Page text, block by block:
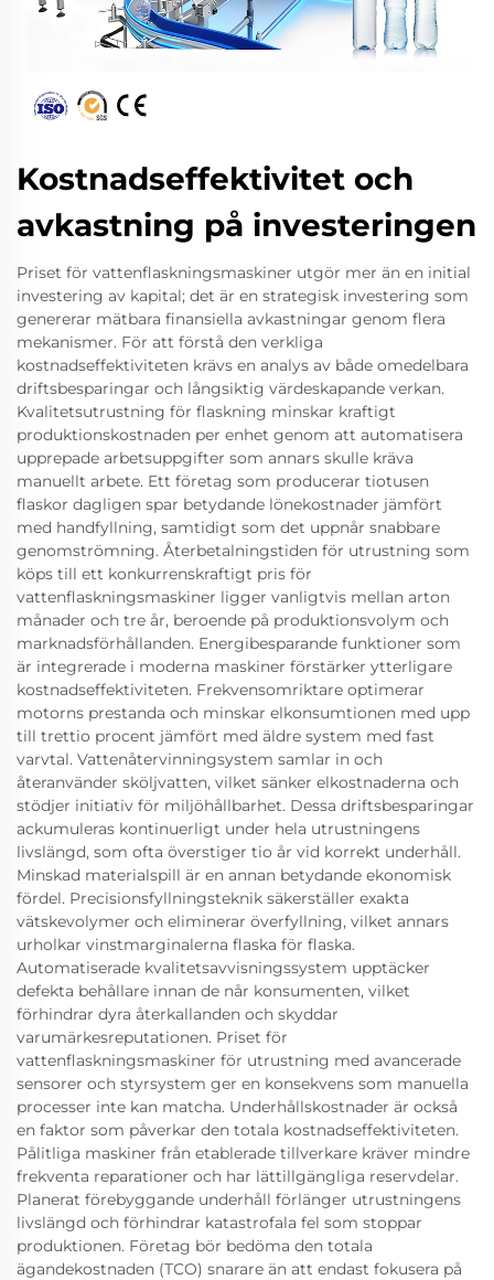
Kostnadseffektivitet och
avkastning på investeringen
Priset för vattenflaskningsmaskiner utgör mer än en initial
investering av kapital; det är en strategisk investering som
genererar mätbara finansiella avkastningar genom flera
mekanismer. För att förstå den verkliga
kostnadseffektiviteten krävs en analys av både omedelbara
driftsbesparingar och långsiktig värdeskapande verkan.
Kvalitetsutrustning för flaskning minskar kraftigt
produktionskostnaden per enhet genom att automatisera
upprepade arbetsuppgifter som annars skulle kräva
manuellt arbete. Ett företag som producerar tiotusen
flaskor dagligen spar betydande lönekostnader jämfört
med handfyllning, samtidigt som det uppnår snabbare
genomströmning. Återbetalningstiden för utrustning som
köps till ett konkurrenskraftigt pris för
vattenflaskningsmaskiner ligger vanligtvis mellan arton
månader och tre år, beroende på produktionsvolym och
marknadsförhållanden. Energibesparande funktioner som
är integrerade i moderna maskiner förstärker ytterligare
kostnadseffektiviteten. Frekvensomriktare optimerar
motorns prestanda och minskar elkonsumtionen med upp
till trettio procent jämfört med äldre system med fast
varvtal. Vattenåtervinningsystem samlar in och
återanvänder sköljvatten, vilket sänker elkostnaderna och
stödjer initiativ för miljöhållbarhet. Dessa driftsbesparingar
ackumuleras kontinuerligt under hela utrustningens
livslängd, som ofta överstiger tio år vid korrekt underhåll.
Minskad materialspill är en annan betydande ekonomisk
fördel. Precisionsfyllningsteknik säkerställer exakta
vätskevolymer och eliminerar överfyllning, vilket annars
urholkar vinstmarginalerna flaska för flaska.
Automatiserade kvalitetsavvisningssystem upptäcker
defekta behållare innan de når konsumenten, vilket
förhindrar dyra återkallanden och skyddar
varumärkesreputationen. Priset för
vattenflaskningsmaskiner för utrustning med avancerade
sensorer och styrsystem ger en konsekvens som manuella
processer inte kan matcha. Underhållskostnader är också
en faktor som påverkar den totala kostnadseffektiviteten.
Pålitliga maskiner från etablerade tillverkare kräver mindre
frekventa reparationer och har lättillgängliga reservdelar.
Planerat förebyggande underhåll förlänger utrustningens
livslängd och förhindrar katastrofala fel som stoppar
produktionen. Företag bör bedöma den totala
ägandekostnaden (TCO) snarare än att endast fokusera på